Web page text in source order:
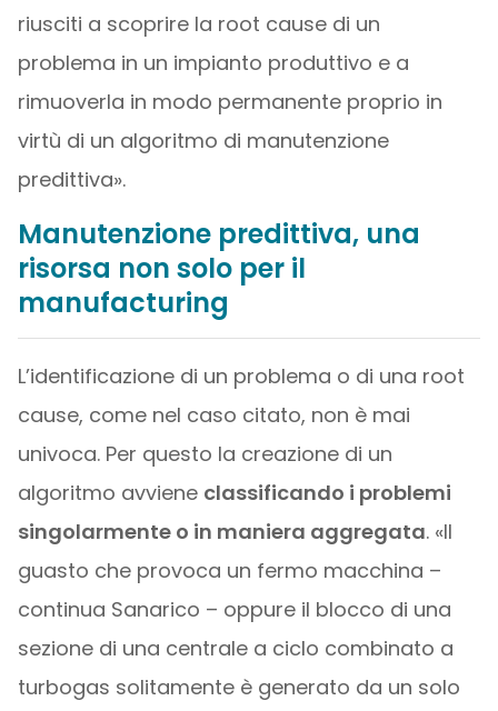
riusciti a scoprire la root cause di un
problema in un impianto produttivo e a
rimuoverla in modo permanente proprio in
virtù di un algoritmo di manutenzione
predittiva».
Manutenzione predittiva, una
risorsa non solo per il
manufacturing
L’identificazione di un problema o di una root
cause, come nel caso citato, non è mai
univoca. Per questo la creazione di un
algoritmo avviene classificando i problemi
singolarmente o in maniera aggregata. «Il
guasto che provoca un fermo macchina –
continua Sanarico – oppure il blocco di una
sezione di una centrale a ciclo combinato a
turbogas solitamente è generato da un solo